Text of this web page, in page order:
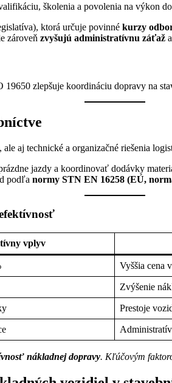
školenia a povolenia na výkon
ktorá určuje povinné kurzy
zároveň zvyšujú administratívnu záťaž
zlepšuje koordináciu dopravy na
aj technické a organizačné riešenia
jazdy a koordinovať dodávky
podľa normy STN EN 16258 (EÚ,
vplyv
Vyššia cena
Zvýšenie
Prestoje
nákladnej dopravy. Kľúčovým